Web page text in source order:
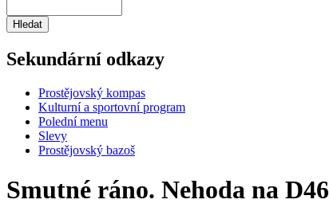
Sekundární odkazy
Prostějovský kompas
Kulturní a sportovní program
Polední menu
Slevy
Prostějovský bazoš
Smutné ráno. Nehoda na D46